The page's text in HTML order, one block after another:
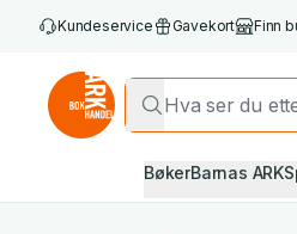
Kundeservice Gavekort Finn
BøkerBarnas ARK